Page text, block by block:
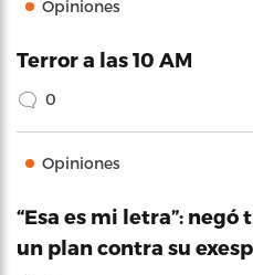
Opiniones
Terror a las 10 AM
0
Opiniones
“Esa es mi letra”:
un plan contra su